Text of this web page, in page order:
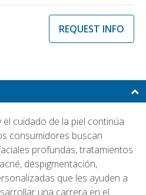
REQUEST INFO
cuidado de la piel continúa
consumidores buscan
profundas, tratamientos
despigmentación,
que les ayuden a
una carrera en el